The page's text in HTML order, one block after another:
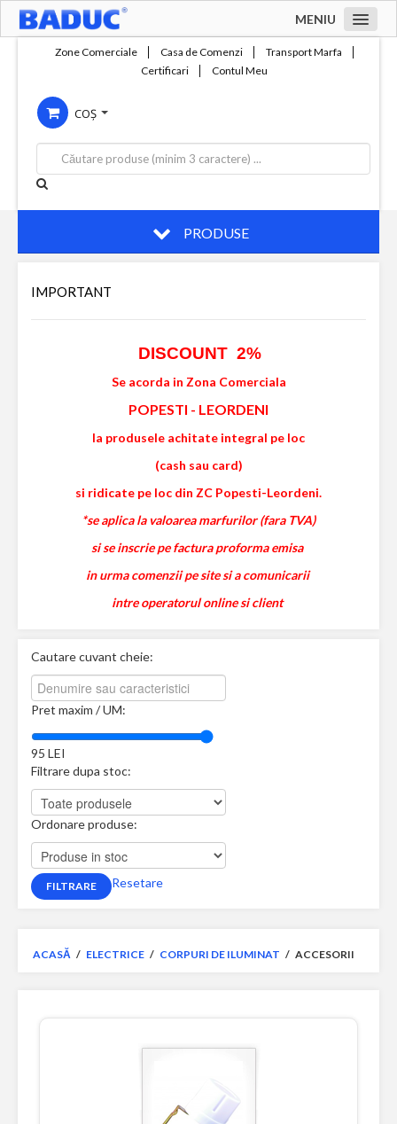
MENIU
Compania
Servicii
Productie
Contact
Zone Comerciale Casa de Comenzi
Transport Marfa
Certificari
Contul Meu
COȘ
PRODUSE
IMPORTANT
DISCOUNT 2%
Se acorda in Zona Comerciala
POPESTI - LEORDENI
la produsele achitate integral pe loc
(cash sau card)
si ridicate pe loc din ZC Popesti-Leordeni.
*se aplica la valoarea marfurilor (fara TVA)
si se inscrie pe factura proforma emisa
in urma comenzii pe site si a comunicarii
intre operatorul online si client
Cautare cuvant cheie:
Pret maxim / UM:
95 LEI
Filtrare dupa stoc:
Ordonare produse:
Resetare
ACASĂ / ELECTRICE / CORPURI DE ILUMINAT / ACCESORII